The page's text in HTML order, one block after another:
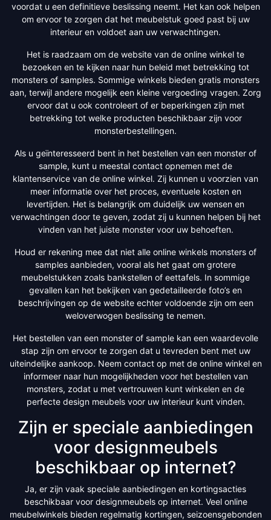
voordat u een definitieve beslissing neemt. Het kan ook helpen
om ervoor te zorgen dat het meubelstuk goed past bij uw
interieur en voldoet aan uw verwachtingen.
Het is raadzaam om de website van de online winkel te
bezoeken en te kijken naar hun beleid met betrekking tot
monsters of samples. Sommige winkels bieden gratis monsters
aan, terwijl andere mogelijk een kleine vergoeding vragen. Zorg
ervoor dat u ook controleert of er beperkingen zijn met
betrekking tot welke producten beschikbaar zijn voor
monsterbestellingen.
Als u geïnteresseerd bent in het bestellen van een monster of
sample, kunt u meestal contact opnemen met de
klantenservice van de online winkel. Zij kunnen u voorzien van
meer informatie over het proces, eventuele kosten en
levertijden. Het is belangrijk om duidelijk uw wensen en
verwachtingen door te geven, zodat zij u kunnen helpen bij het
vinden van het juiste monster voor uw behoeften.
Houd er rekening mee dat niet alle online winkels monsters of
samples aanbieden, vooral als het gaat om grotere
meubelstukken zoals bankstellen of eettafels. In sommige
gevallen kan het bekijken van gedetailleerde foto’s en
beschrijvingen op de website echter voldoende zijn om een
weloverwogen beslissing te nemen.
Het bestellen van een monster of sample kan een waardevolle
stap zijn om ervoor te zorgen dat u tevreden bent met uw
uiteindelijke aankoop. Neem contact op met de online winkel en
informeer naar hun mogelijkheden voor het bestellen van
monsters, zodat u met vertrouwen kunt winkelen en de
perfecte design meubels voor uw interieur kunt vinden.
Zijn er speciale aanbiedingen
voor designmeubels
beschikbaar op internet?
Ja, er zijn vaak speciale aanbiedingen en kortingsacties
beschikbaar voor designmeubels op internet. Veel online
meubelwinkels bieden regelmatig kortingen, seizoensgebonden